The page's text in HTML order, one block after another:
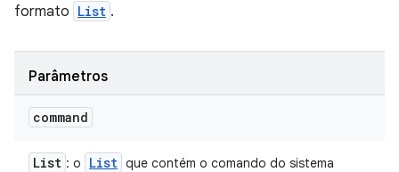
formato List .
Parâmetros
command
List : o List que contém o comando do sistema